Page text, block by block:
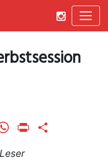
WhatsApp
Print